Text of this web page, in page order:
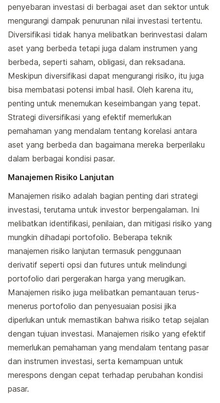
penyebaran investasi di berbagai aset dan sektor untuk
mengurangi dampak penurunan nilai investasi tertentu.
Diversifikasi tidak hanya melibatkan berinvestasi dalam
aset yang berbeda tetapi juga dalam instrumen yang
berbeda, seperti saham, obligasi, dan reksadana.
Meskipun diversifikasi dapat mengurangi risiko, itu juga
bisa membatasi potensi imbal hasil. Oleh karena itu,
penting untuk menemukan keseimbangan yang tepat.
Strategi diversifikasi yang efektif memerlukan
pemahaman yang mendalam tentang korelasi antara
aset yang berbeda dan bagaimana mereka berperilaku
dalam berbagai kondisi pasar.
Manajemen Risiko Lanjutan
Manajemen risiko adalah bagian penting dari strategi
investasi, terutama untuk investor berpengalaman. Ini
melibatkan identifikasi, penilaian, dan mitigasi risiko yang
mungkin dihadapi portofolio. Beberapa teknik
manajemen risiko lanjutan termasuk penggunaan
derivatif seperti opsi dan futures untuk melindungi
portofolio dari pergerakan harga yang merugikan.
Manajemen risiko juga melibatkan pemantauan terus-
menerus portofolio dan penyesuaian posisi jika
diperlukan untuk memastikan bahwa risiko tetap sejalan
dengan tujuan investasi. Manajemen risiko yang efektif
memerlukan pemahaman yang mendalam tentang pasar
dan instrumen investasi, serta kemampuan untuk
merespons dengan cepat terhadap perubahan kondisi
pasar.